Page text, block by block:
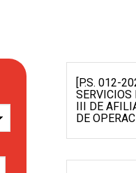
[P.S. 012-
III DE
DE